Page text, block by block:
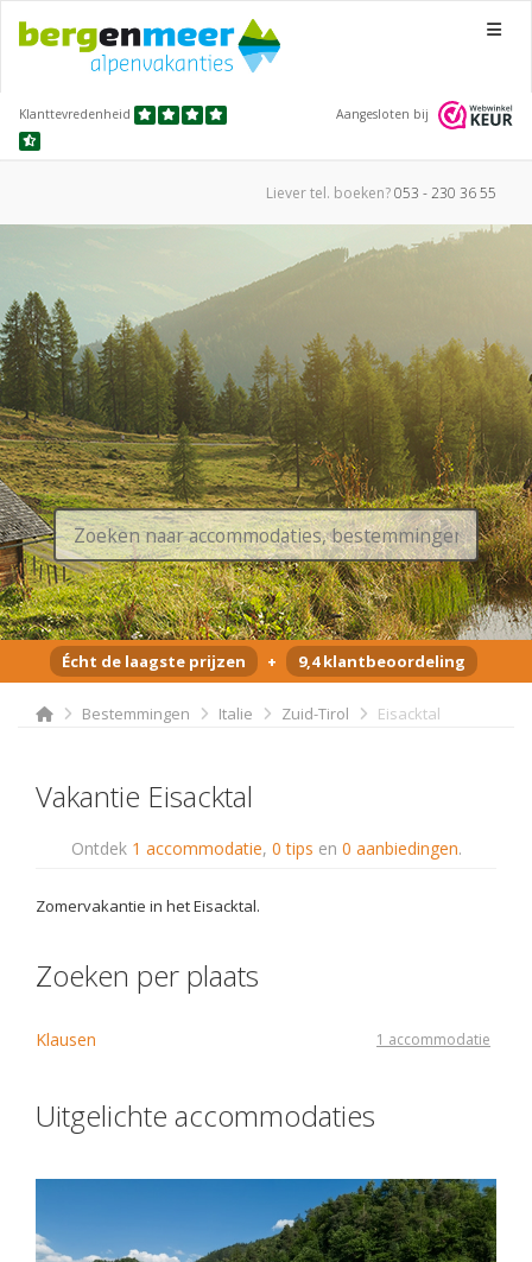
Menu
Klanttevredenheid Aangesloten bij
Liever tel. boeken?053 - 230 36 55
Écht de laagste prijzen + 9,4 klantbeoordeling
Bestemmingen Italie Zuid-Tirol Eisacktal
Vakantie Eisacktal
Ontdek 1 accommodatie, 0 tips en 0 aanbiedingen.
Zomervakantie in het Eisacktal.
Zoeken per plaats
Klausen 1 accommodatie
Uitgelichte accommodaties